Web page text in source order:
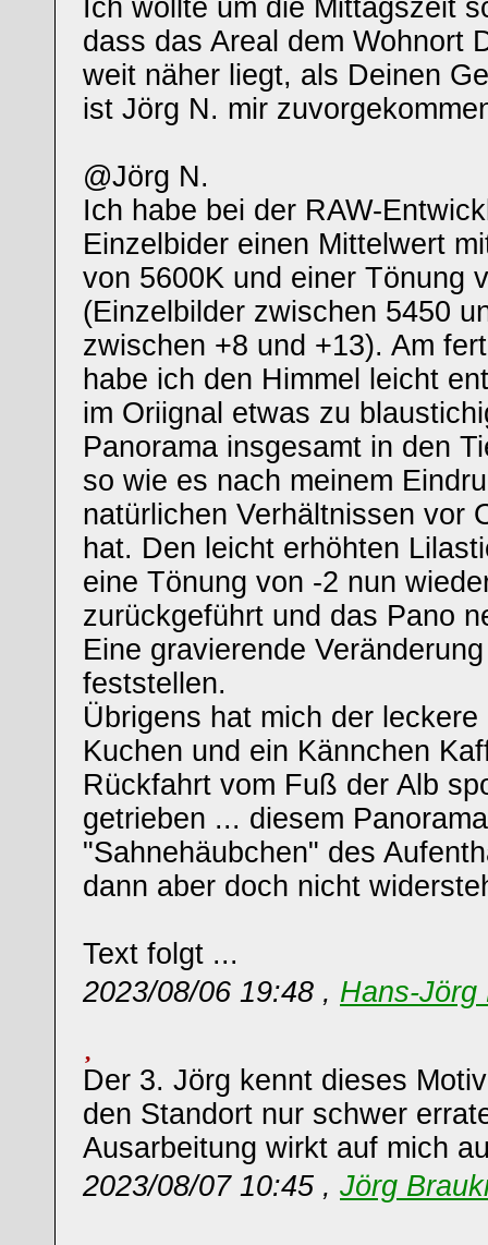
Ich wollte um die Mittagszeit
dass das Areal dem Wohnort
weit näher liegt, als Deinen
ist Jörg N. mir
@Jörg N.
Ich habe bei der RAW-
Einzelbider einen Mittelwert
von 5600K und einer Tönung
(Einzelbilder zwischen 5450
zwischen +8 und +13). Am
habe ich den Himmel leicht
im Oriignal etwas zu
Panorama insgesamt in den
so wie es nach meinem
natürlichen Verhältnissen vor
hat. Den leicht erhöhten
eine Tönung von -2 nun
zurückgeführt und das Pano
Eine gravierende
feststellen.
Übrigens hat mich der
Kuchen und ein Kännchen
Rückfahrt vom Fuß der Alb
getrieben ... diesem
"Sahnehäubchen" des
dann aber doch nicht
Text folgt ...
2023/08/06 19:48 , Hans-Jörg
Der 3. Jörg kennt dieses
den Standort nur schwer
Ausarbeitung wirkt auf mich
2023/08/07 10:45 , Jörg